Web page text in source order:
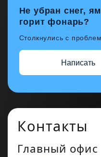
Не убран снег,
горит фонарь?
Столкнулись с
Написать
Контакты
Главный офис